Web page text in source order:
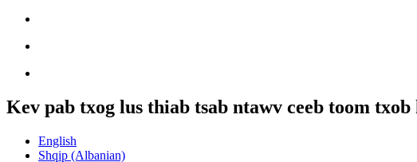
Kev pab txog lus thiab tsab ntawv ceeb toom
English
Shqip (Albanian)